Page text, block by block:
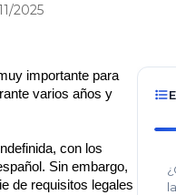
2025
importante para
varios años y
con los
Sin embargo,
de requisitos legales